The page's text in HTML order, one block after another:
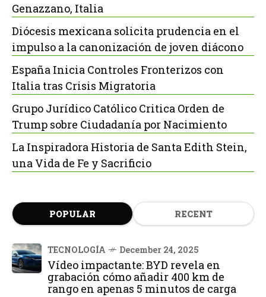
Genazzano, Italia
Diócesis mexicana solicita prudencia en el
impulso a la canonización de joven diácono
España Inicia Controles Fronterizos con
Italia tras Crisis Migratoria
Grupo Jurídico Católico Critica Orden de
Trump sobre Ciudadanía por Nacimiento
La Inspiradora Historia de Santa Edith Stein,
una Vida de Fe y Sacrificio
POPULAR RECENT
TECNOLOGÍA December 24, 2025
Vídeo impactante: BYD revela en
grabación cómo añadir 400 km de
rango en apenas 5 minutos de carga